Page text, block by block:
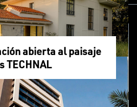
abierta al paisaje
TECHNAL